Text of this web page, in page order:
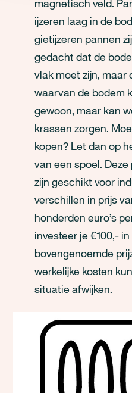
magnetisch veld.
ijzeren laag in de
gietijzeren pannen
gedacht dat de
vlak moet zijn, maar
waarvan de bodem
gewoon, maar kan
krassen zorgen.
kopen? Let dan op
van een spoel.
zijn geschikt voor
verschillen in prijs
honderden euro’s
investeer je €100,-
bovengenoemde
werkelijke kosten
situatie afwijken.